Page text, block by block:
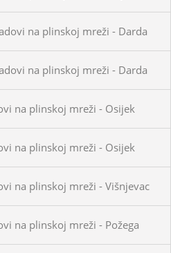
na plinskoj mreži - Darda
na plinskoj mreži - Darda
na plinskoj mreži - Osijek
na plinskoj mreži - Osijek
na plinskoj mreži - Višnjevac
na plinskoj mreži - Požega